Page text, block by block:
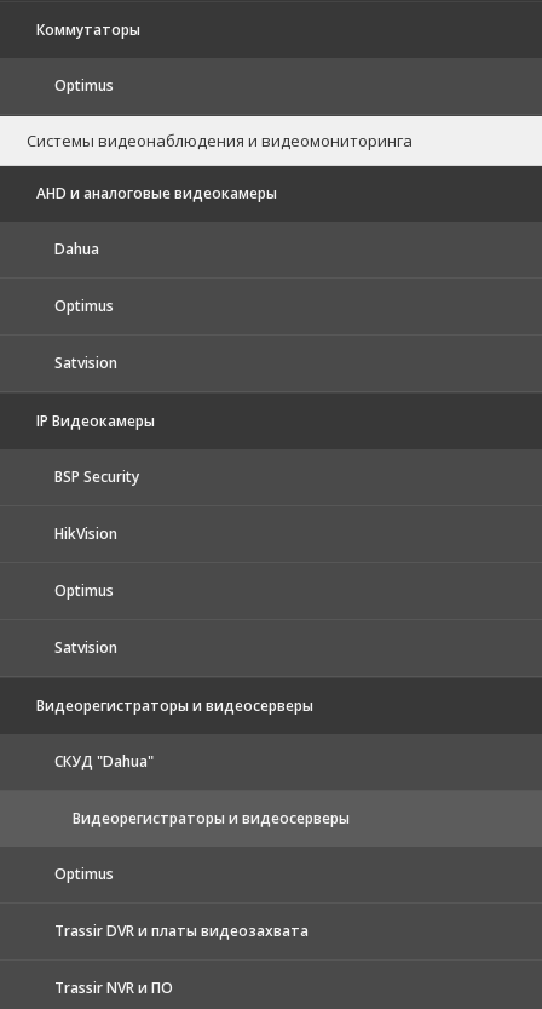
Коммутаторы
Optimus
Системы видеонаблюдения и видеомониторинга
AHD и аналоговые видеокамеры
Dahua
Optimus
Satvision
IP Видеокамеры
BSP Security
HikVision
Optimus
Satvision
Видеорегистраторы и видеосерверы
CКУД "Dahua"
Видеорегистраторы и видеосерверы
Optimus
Trassir DVR и платы видеозахвата
Trassir NVR и ПО